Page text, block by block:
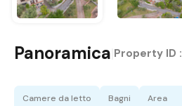
Panoramica Property ID :
Camere da letto
Bagni
Area